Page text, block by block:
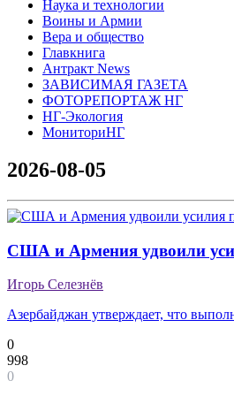
Наука и технологии
Воины и Армии
Вера и общество
Главкнига
Антракт News
ЗАВИСИМАЯ ГАЗЕТА
ФОТОРЕПОРТАЖ НГ
НГ-Экология
МониториНГ
2026-08-05
США и Армения удвоили
Игорь Селезнёв
Азербайджан утверждает, что
0
998
0